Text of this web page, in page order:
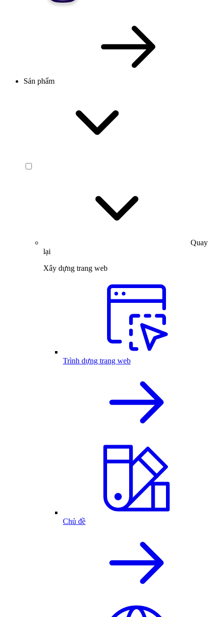
Sản phẩm
Quay
lại
Xây dựng trang web
Trình dựng trang web
Chủ đề